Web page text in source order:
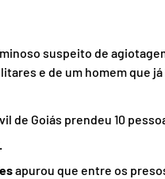
suspeito de
e de um homem que
de Goiás prendeu 10
apurou que entre os